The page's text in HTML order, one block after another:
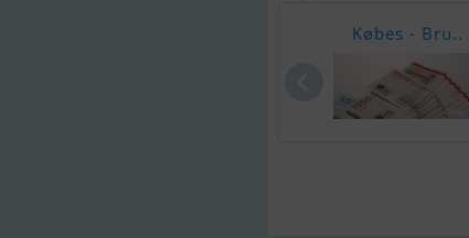
Købes - Bru..